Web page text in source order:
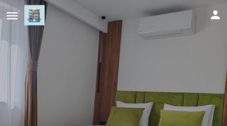
Mandrina 10 Free Parking